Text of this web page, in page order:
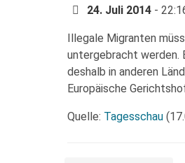
24. Juli 2014 -
Illegale Migranten
untergebracht werden.
deshalb in anderen
Europäische
Quelle: Tagesschau